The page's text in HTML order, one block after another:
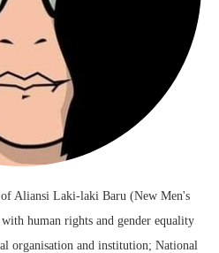
Aliansi Laki-laki Baru (New Men's
human rights and gender equality
organisation and institution; National